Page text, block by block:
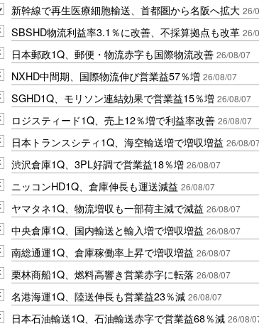
新幹線で再生医療細胞輸送、首都圏から名阪へ拡大 26/
SBSHD物流利益率3.1％に改善、不採算拠点も改革 26/
日本郵政1Q、郵便・物流赤字も国際物流改善 26/08/07
NXHD中間期、国際物流伸び営業益57％増 26/08/07
SGHD1Q、モリソン連結効果で営業益15％増 26/08/07
ロジスティード1Q、売上12％増で利益率改善 26/08/07
日本トランスシティ1Q、海空輸送増で増収増益 26/08/
渋沢倉庫1Q、3PL好調で営業益18％増 26/08/07
ニッコンHD1Q、倉庫伸長も運送減益 26/08/07
ヤマタネ1Q、物流増収も一部荷主減で減益 26/08/07
中央倉庫1Q、国内輸送と輸入増で増収増益 26/08/07
南総通運1Q、倉庫稼働率上昇で増収増益 26/08/07
栗林商船1Q、燃料高響き営業赤字に転落 26/08/07
名港海運1Q、陸送伸長も営業益23％減 26/08/07
日本石油輸送1Q、石油輸送赤字で営業益68％減 26/08/